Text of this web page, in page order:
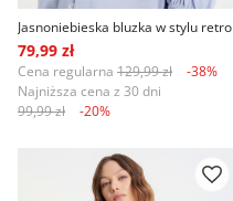
Jasnoniebieska bluzka w stylu retro
79,99 zł
Cena regularna 129,99 zł
-38%
Najniższa cena z 30 dni
99,99 zł
-20%